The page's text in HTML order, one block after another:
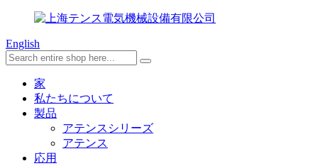
English
家
私たちについて
製品
アテンスシリーズ
アテンス
応用